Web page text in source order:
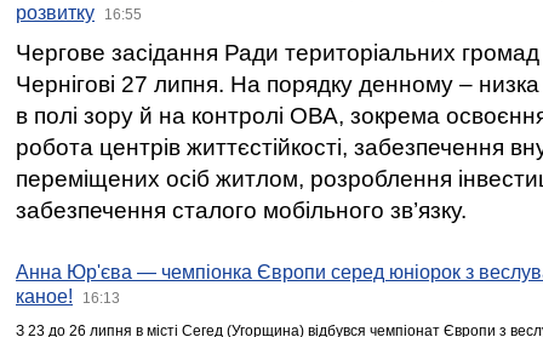
розвитку
16:55
Чергове засідання Ради територіальних громад
Чернігові 27 липня. На порядку денному –
в полі зору й на контролі ОВА, зокрема освоєння
робота центрів життєстійкості, забезпечення
переміщених осіб житлом, розроблення
забезпечення сталого мобільного зв’язку.
Анна Юр'єва — чемпіонка Європи серед юніорок з
каное!
16:13
З 23 до 26 липня в місті Сегед (Угорщина) відбувся чемпіонат Європи з